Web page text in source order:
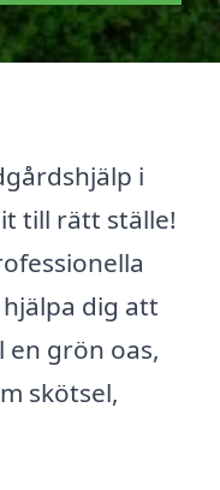
i
till rätt ställe!
dig att
grön oas,
skötsel,